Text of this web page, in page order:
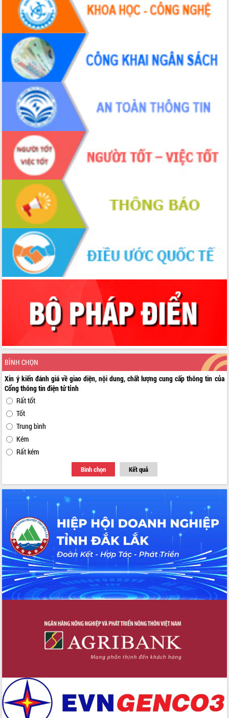
BÌNH CHỌN
Xin ý kiến đánh giá về giao diện, nội dung, chất lượng cung cấp thông tin của
Cổng thông tin điện tử tỉnh
Rất tốt
Tốt
Trung bình
Kém
Rất kém
Bình chọn Kết quả